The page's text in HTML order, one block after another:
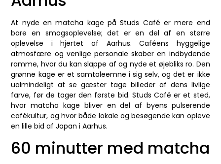
At nyde en matcha kage på Studs Café er mere end
bare en smagsoplevelse; det er en del af en større
oplevelse i hjertet af Aarhus. Caféens hyggelige
atmosfære og venlige personale skaber en indbydende
ramme, hvor du kan slappe af og nyde et øjebliks ro. Den
grønne kage er et samtaleemne i sig selv, og det er ikke
ualmindeligt at se gæster tage billeder af dens livlige
farve, før de tager den første bid. Studs Café er et sted,
hvor matcha kage bliver en del af byens pulserende
cafékultur, og hvor både lokale og besøgende kan opleve
en lille bid af Japan i Aarhus.
60 minutter med matcha